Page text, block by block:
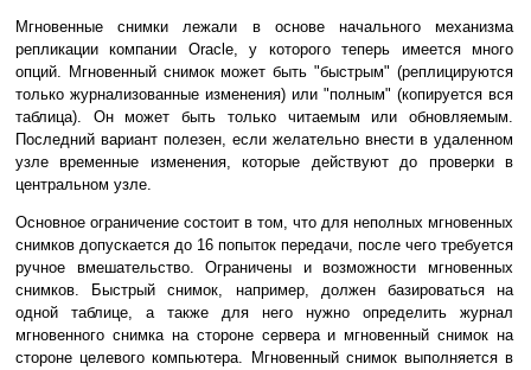
Мгновенные снимки лежали в основе начального механизма
репликации компании Oracle, у которого теперь имеется много
опций. Мгновенный снимок может быть "быстрым" (реплицируются
только журнализованные изменения) или "полным" (копируется вся
таблица). Он может быть только читаемым или обновляемым.
Последний вариант полезен, если желательно внести в удаленном
узле временные изменения, которые действуют до проверки в
центральном узле.
Основное ограничение состоит в том, что для неполных мгновенных
снимков допускается до 16 попыток передачи, после чего требуется
ручное вмешательство. Ограничены и возможности мгновенных
снимков. Быстрый снимок, например, должен базироваться на
одной таблице, а также для него нужно определить журнал
мгновенного снимка на стороне сервера и мгновенный снимок на
стороне целевого компьютера. Мгновенный снимок выполняется в